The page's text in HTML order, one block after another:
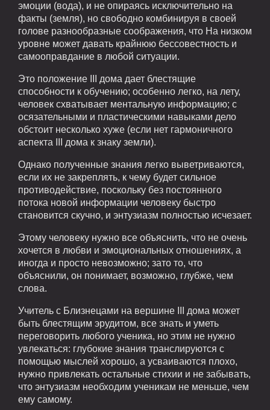
эмоции (вода), и не опираясь исключительно на
факты (земля), но свободно комбинируя в своей
голове разнообразные соображения, что На низком
уровне может давать крайнюю бессовестность и
самооправдание в любой ситуации.
Это положение III дома дает блестящие
способности к обучению; особенно легко, на лету,
человек схватывает ментальную информацию; с
осязательными и пластическими навыками дело
обстоит несколько хуже (если нет гармоничного
аспекта III дома к знаку земли).
Однако полученные знания легко выветриваются,
если их не закреплять, к чему будет сильное
противодействие, поскольку без постоянного
потока новой информации человеку быстро
становится скучно, и энтузиазм полностью исчезает.
Этому человеку нужно все объяснить, что не очень
хочется в любви и эмоциональных отношениях, а
иногда и просто невозможно; зато то, что
объяснили, он понимает, возможно, глубже, чем
слова.
Учитель с Близнецами на вершине III дома может
быть блестящим эрудитом, все знать и уметь
переговорить любого ученика, но этим не нужно
увлекаться: глубокие знания транслируются с
помощью мыслей хорошо, а усваиваются плохо,
нужно привлекать остальные стихии и не забывать,
что энтузиазм необходим ученикам не меньше, чем
ему самому.